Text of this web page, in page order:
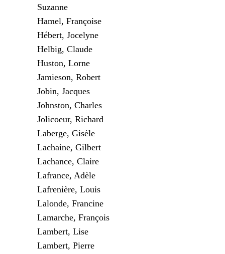
Suzanne
Hamel, Françoise
Hébert, Jocelyne
Helbig, Claude
Huston, Lorne
Jamieson, Robert
Jobin, Jacques
Johnston, Charles
Jolicoeur, Richard
Laberge, Gisèle
Lachaine, Gilbert
Lachance, Claire
Lafrance, Adèle
Lafrenière, Louis
Lalonde, Francine
Lamarche, François
Lambert, Lise
Lambert, Pierre